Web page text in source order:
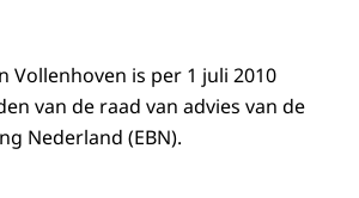
Vollenhoven is per 1 juli 2010
van de raad van advies van de
Nederland (EBN).